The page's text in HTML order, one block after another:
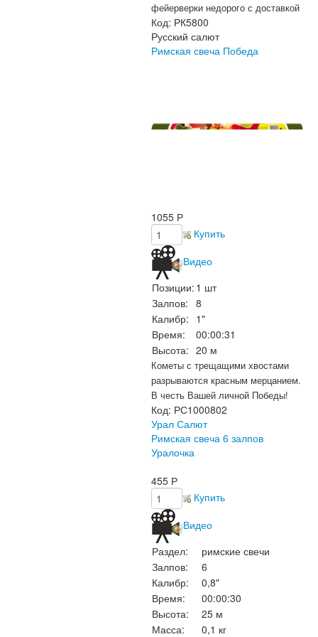
фейерверки недорого с доставкой
Код: РК5800
Русский салют
Римская свеча Победа
1055 Р
Купить
Видео
Позиции: 1 шт
Залпов: 8
Калибр: 1"
Время:
00:00:31
Высота: 20 м
Кометы с трещащими хвостами
разрываются красным мерцанием.
В честь Вашей личной Победы!
Код: РС1000802
Урал Салют
Римская свеча 6 залпов
Уралочка
455 Р
Купить
Видео
Раздел:
римские свечи
Залпов:
6
Калибр:
0,8"
Время:
00:00:30
Высота:
25 м
Масса:
0,1 кг